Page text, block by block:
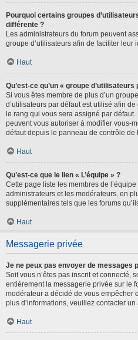
Pourquoi certains groupes
différente ?
Les administrateurs du forum peuvent
groupe d’utilisateurs afin de faciliter leur
Haut
Qu’est-ce qu’un « groupe d’utilisateurs
Si vous êtes membre de plus d’un
d’utilisateurs par défaut est utilisé afin
le rang qui vous sera assigné par
peuvent vous autoriser à modifier vous-
défaut depuis le panneau de contrôle de
Haut
Qu’est-ce que le lien « L’équipe » ?
Cette page liste les membres de
administrateurs et les modérateurs, en
supplémentaires tels que les forums
Haut
Messagerie privée
Je ne peux pas envoyer de messages
Soit vous n’êtes pas inscrit et connecté,
entièrement la messagerie privée sur le
modérateur a décidé de vous empêcher
plus d’informations, veuillez contacter un
Haut